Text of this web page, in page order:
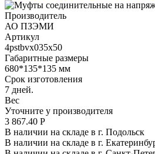
Производитель
АО ПЗЭМИ
Артикул
4pstbvx035x50
Габаритные размеры
680*135*135 мм
Срок изготовления
7 дней.
Вес
Уточните у производителя
3 867.40 Р
В наличии на складе в г. Подольск
В наличии на складе в г.